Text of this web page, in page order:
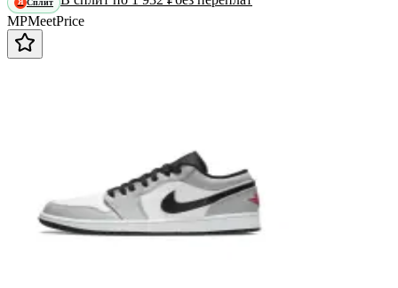
Я Сплит
MPMeetPrice